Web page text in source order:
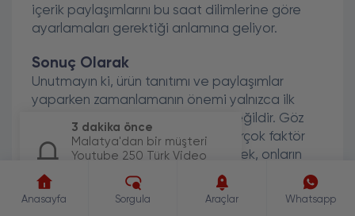
içerik paylaşımlarını bu saat dilimlerine göre
ayarlamaları gerektiği anlamına geliyor.
Sonuç Olarak
Unutmayın ki, ürün tanıtımı ve paylaşımlar
yaparken zamanlamanın önemi yalnızca ilk
bakışta göründüğü kadar basit değildir. Göz
önünde bulundurmanız gereken birçok faktör
var. Hedef kitlenizi doğru belirlemek, onların
alışkanlıklarını anlamak ve stratejik bir
zamanlamayla paylaşım yapmak, başarıyı
Anasayfa Sorgula Araçlar Whatsapp
3 dakika önce
Malatya'dan bir müşteri
Youtube 250 Türk Video
oluşturdu.